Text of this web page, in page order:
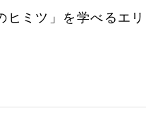
ミツ」を学べるエリ